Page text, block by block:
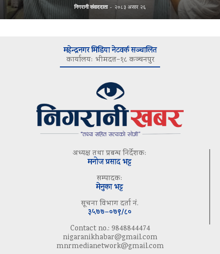
निगरानी संवाददाता - २०८३ असार २६
महेन्द्रनगर मिडिया नेटवर्क सञ्चालित
कार्यालयः भीमदत्त–१८ कञ्चनपुर
अध्यक्ष तथा प्रबन्ध निर्देशकः
मनोज प्रसाद भट्ट
सम्पादकः
मेनुका भट्ट
सूचना विभाग दर्ता नं.
३५७७–०७९/८०
Contact no.: 9848844474
nigaranikhabar@gmail.com
mnrmedianetwork@gmail.com